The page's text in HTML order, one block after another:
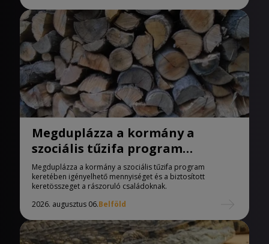
Megduplázza a kormány a
szociális tűzifa program
keretében igényelhető
mennyiséget
Megduplázza a kormány a szociális tűzifa program
keretében igényelhető mennyiséget és a biztosított
keretösszeget a rászoruló családoknak.
2026. augusztus 06.Belföld